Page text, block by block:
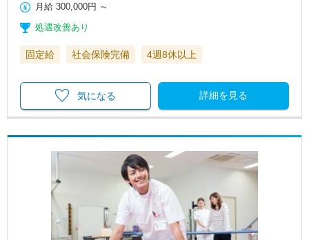
月給 300,000円 ～
処遇改善あり
固定給 社会保険完備 4週8休以上
詳細を見る
気になる